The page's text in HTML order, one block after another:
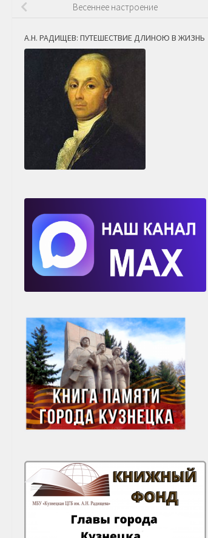
Весеннее настроение
А.Н. РАДИЩЕВ: ПУТЕШЕСТВИЕ ДЛИНОЮ В ЖИЗНЬ